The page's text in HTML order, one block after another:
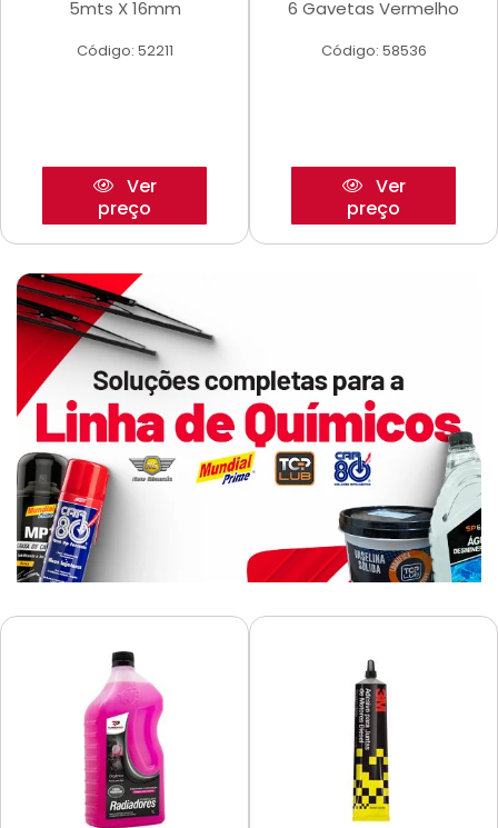
5mts X 16mm
Código: 52211
Ver
preço
6 Gavetas Vermelho
Código: 58536
Ver
preço